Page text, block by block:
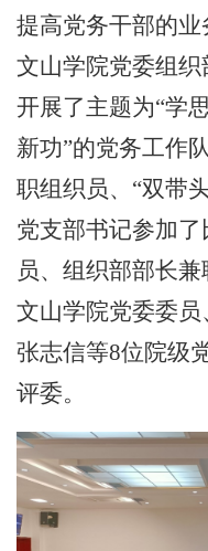
提高党务干部的业
文山学院党委组织
开展了主题为“学
新功”的党务工作
职组织员、“双带
党支部书记参加
员、组织部部长
文山学院党委委
张志信等8位院级
评委。